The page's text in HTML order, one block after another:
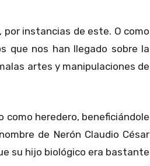
instancias de este. O como
que nos han llegado sobre la
artes y manipulaciones de
heredero, beneficiándole
de Nerón Claudio César
su hijo biológico era bastante